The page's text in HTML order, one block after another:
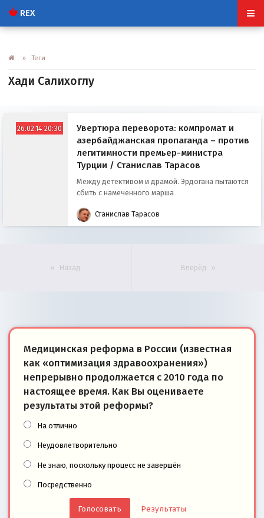
REX
» Теги
Хади Салихоглу
26.02.14 20:30
Увертюра переворота: компромат и
азербайджанская пропаганда – против
легитимности премьер-министра
Турции / Станислав Тарасов
Между детективом и драмой. Эрдогана пытаются
сбить с намеченного марша
Станислав Тарасов
Назад Вперёд
Медицинская реформа в России (известная
как «оптимизация здравоохранения»)
непрерывно продолжается с 2010 года по
настоящее время. Как Вы оцениваете
результаты этой реформы?
На отлично
Неудовлетворительно
Не знаю, поскольку процесс не завершён
Посредственно
Результаты